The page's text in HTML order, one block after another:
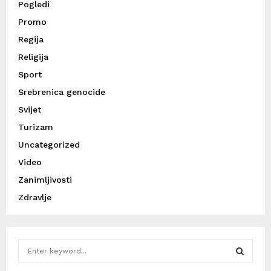
Pogledi
Promo
Regija
Religija
Sport
Srebrenica genocide
Svijet
Turizam
Uncategorized
Video
Zanimljivosti
Zdravlje